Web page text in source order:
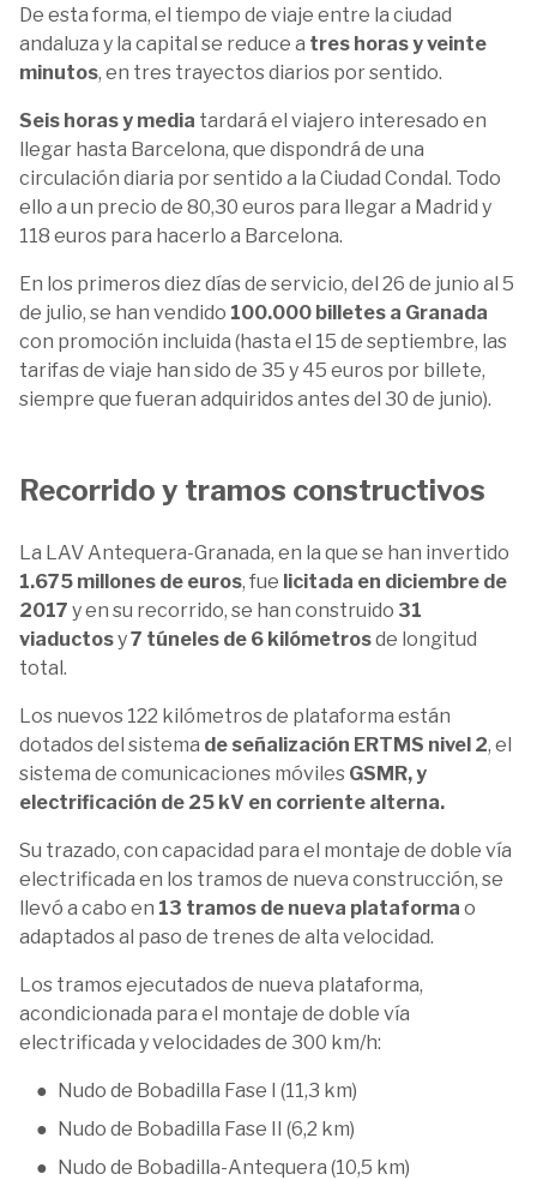
De esta forma, el tiempo de viaje entre la ciudad
andaluza y la capital se reduce a tres horas y veinte
minutos, en tres trayectos diarios por sentido.
Seis horas y media tardará el viajero interesado en
llegar hasta Barcelona, que dispondrá de una
circulación diaria por sentido a la Ciudad Condal. Todo
ello a un precio de 80,30 euros para llegar a Madrid y
118 euros para hacerlo a Barcelona.
En los primeros diez días de servicio, del 26 de junio al 5
de julio, se han vendido 100.000 billetes a Granada
con promoción incluida (hasta el 15 de septiembre, las
tarifas de viaje han sido de 35 y 45 euros por billete,
siempre que fueran adquiridos antes del 30 de junio).
Recorrido y tramos constructivos
La LAV Antequera-Granada, en la que se han invertido
1.675 millones de euros, fue licitada en diciembre de
2017 y en su recorrido, se han construido 31
viaductosy7 túneles de 6 kilómetrosde longitud
total.
Los nuevos 122 kilómetros de plataforma están
dotados del sistema de señalización ERTMS nivel 2, el
sistema de comunicaciones móviles GSMR, y
electrificación de 25 kV en corriente alterna.
Su trazado, con capacidad para el montaje de doble vía
electrificada en los tramos de nueva construcción, se
llevó a cabo en 13 tramos de nueva plataforma o
adaptados al paso de trenes de alta velocidad.
Los tramos ejecutados de nueva plataforma,
acondicionada para el montaje de doble vía
electrificada y velocidades de 300 km/h:
Nudo de Bobadilla Fase I (11,3 km)
Nudo de Bobadilla Fase II (6,2 km)
Nudo de Bobadilla-Antequera (10,5 km)